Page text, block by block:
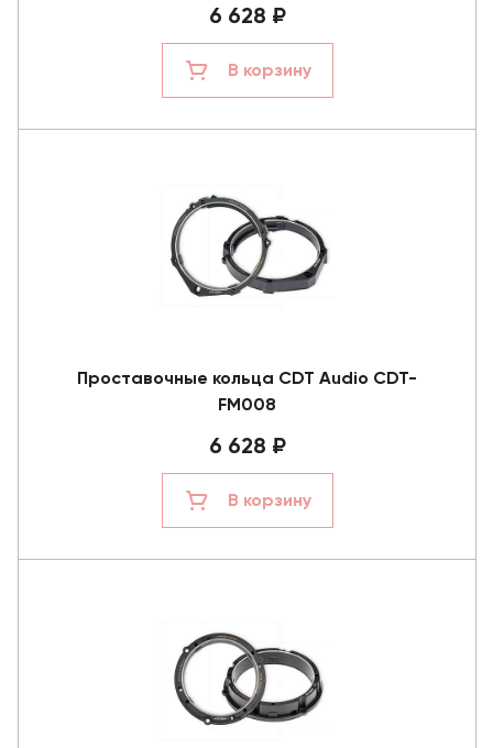
6 628 ₽
В корзину
Проставочные кольца CDT Audio CDT-
FM008
6 628 ₽
В корзину